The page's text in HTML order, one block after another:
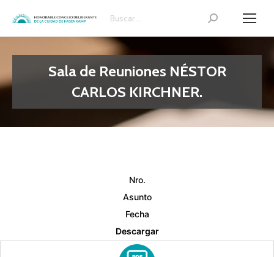
Search:
Sala de Reuniones NÉSTOR
CARLOS KIRCHNER.
Nro.
Asunto
Fecha
Descargar